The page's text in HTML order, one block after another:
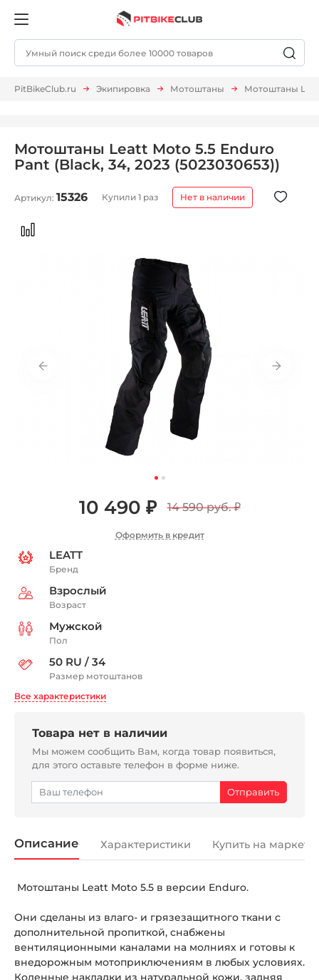
PitBikeClub.ru Экипировка Мотоштаны Мотоштаны
Мотоштаны Leatt Moto 5.5 Enduro
Pant (Black, 34, 2023 (5023030653))
Артикул: 15326 Купили 1 раз Нет в наличии
10 490 ₽ 14 590 руб.₽
Оформить в кредит
LEATT
Бренд
Взрослый
Возраст
Мужской
Пол
50 RU / 34
Размер мотоштанов
Все характеристики
Товара нет в наличии
Мы можем сообщить Вам, когда товар появиться,
для этого оставьте телефон в форме ниже.
Описание Характеристики Купить на
Мотоштаны Leatt Moto 5.5 в версии Enduro.
Они сделаны из влаго- и грязезащитного ткани с
дополнительной пропиткой, снабжены
вентиляционными каналами на молниях и готовы к
внедорожным мотоприключениям в любых условиях.
Коленные накладки из натуральной кожи, задняя